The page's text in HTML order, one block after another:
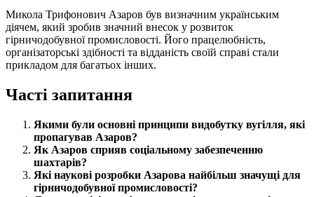
Микола Трифонович Азаров був визначним українським
діячем, який зробив значний внесок у розвиток
гірничодобувної промисловості. Його працелюбність,
організаторські здібності та відданість своїй справі стали
прикладом для багатьох інших.
Часті запитання
Якими були основні принципи видобутку вугілля, які
пропагував Азаров?
Як Азаров сприяв соціальному забезпеченню
шахтарів?
Які наукові розробки Азарова найбільш значущі для
гірничодобувної промисловості?